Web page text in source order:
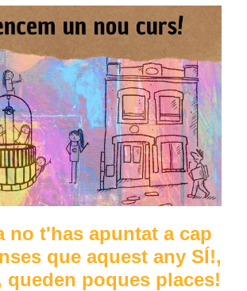
no t'has apuntat a cap
que aquest any SÍ!,
queden poques places!